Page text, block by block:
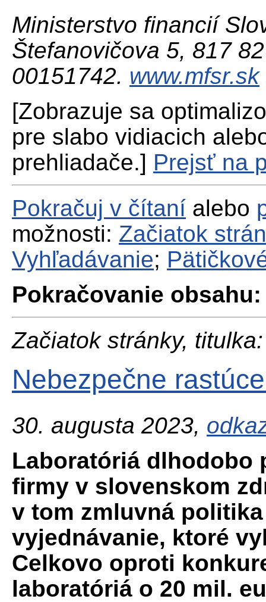
Ministerstvo financií
Štefanovičova 5, 817
00151742. www.mfsr.sk
[Zobrazuje sa
pre slabo vidiacich
prehliadače.] Prejsť na
Pokračuj v čítaní alebo
možnosti: Začiatok
Vyhľadávanie;
Pokračovanie obsahu:
Začiatok stránky, titulka:
Nebezpečne
30. augusta 2023,
Laboratóriá dlhodobo
firmy v slovenskom
v tom zmluvná
vyjednávanie, ktoré
Celkovo oproti
laboratóriá o 20 mil.